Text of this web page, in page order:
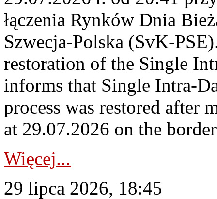
łączenia Rynków Dnia
Szwecja-Polska (SvK-
restoration of the Single
informs that Single Intra-
process was restored after
at 29.07.2026 on the
Więcej...
29 lipca 2026, 18:45